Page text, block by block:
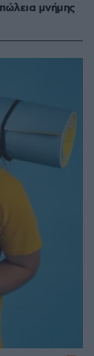
μνήμης